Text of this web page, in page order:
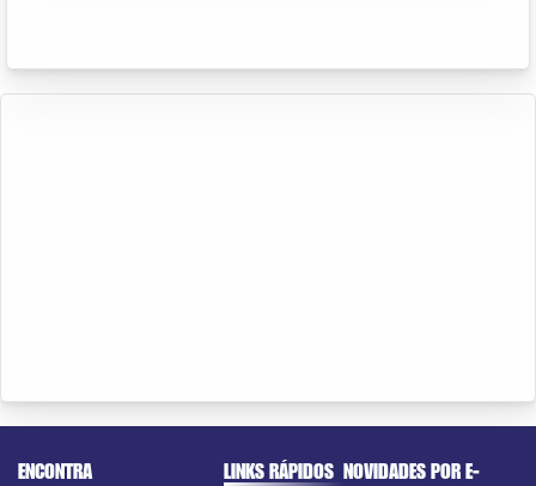
ENCONTRA
LINKS RÁPIDOS NOVIDADES POR E-